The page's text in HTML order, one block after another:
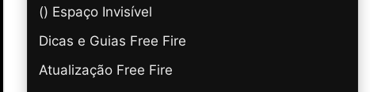
(ㅤ) Espaço Invisível
Dicas e Guias Free Fire
Atualização Free Fire